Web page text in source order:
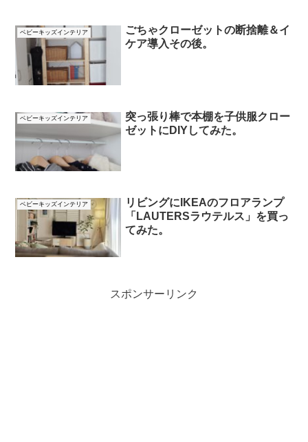
ベビーキッズインテリア
ごちゃクローゼットの断捨離＆イ
ケア導入その後。
ベビーキッズインテリア
突っ張り棒で本棚を子供服クロー
ゼットにDIYしてみた。
ベビーキッズインテリア
リビングにIKEAのフロアランプ
「LAUTERSラウテルス」を買っ
てみた。
スポンサーリンク